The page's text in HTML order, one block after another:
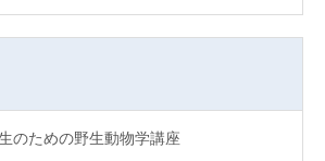
のための野生動物学講座